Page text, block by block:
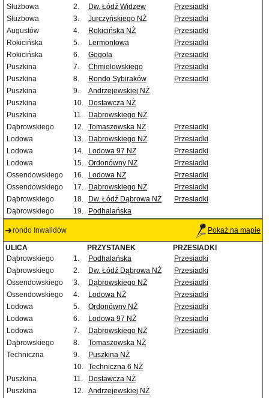
Służbowa
2. Dw. Łódź Widzew
Przesiadki
Służbowa
3. Jurczyńskiego NŻ
Przesiadki
Augustów
4. Rokicińska NŻ
Przesiadki
Rokicińska
5. Lermontowa
Przesiadki
Rokicińska
6. Gogola
Przesiadki
Puszkina
7. Chmielowskiego
Przesiadki
Puszkina
8. Rondo Sybiraków
Przesiadki
Puszkina
9.
Andrzejewskiej NŻ
Puszkina
10.
Dostawcza NŻ
Puszkina
11.
Dąbrowskiego NŻ
Dąbrowskiego
12. Tomaszowska NŻ
Przesiadki
Lodowa
13. Dąbrowskiego NŻ
Przesiadki
Lodowa
14. Lodowa 97 NŻ
Przesiadki
Lodowa
15. Ordonówny NŻ
Przesiadki
Ossendowskiego
16. Lodowa NŻ
Przesiadki
Ossendowskiego
17. Dąbrowskiego NŻ
Przesiadki
Dąbrowskiego
18. Dw. Łódź Dąbrowa NŻ
Przesiadki
Dąbrowskiego
19. Podhalańska
rondo Inwalidów Pokaż na mapie
ULICA PRZYSTANEK
PRZESIADKI
Dąbrowskiego
1. Podhalańska
Przesiadki
Dąbrowskiego
2. Dw. Łódź Dąbrowa NŻ
Przesiadki
Ossendowskiego
3. Dąbrowskiego NŻ
Przesiadki
Ossendowskiego
4. Lodowa NŻ
Przesiadki
Lodowa
5. Ordonówny NŻ
Przesiadki
Lodowa
6. Lodowa 97 NŻ
Przesiadki
Lodowa
7. Dąbrowskiego NŻ
Przesiadki
Dąbrowskiego
8.
Tomaszowska NŻ
Techniczna
9.
Puszkina NŻ
10. Techniczna 6 NŻ
Puszkina
11.
Dostawcza NŻ
Puszkina
12. Andrzejewskiej NŻ